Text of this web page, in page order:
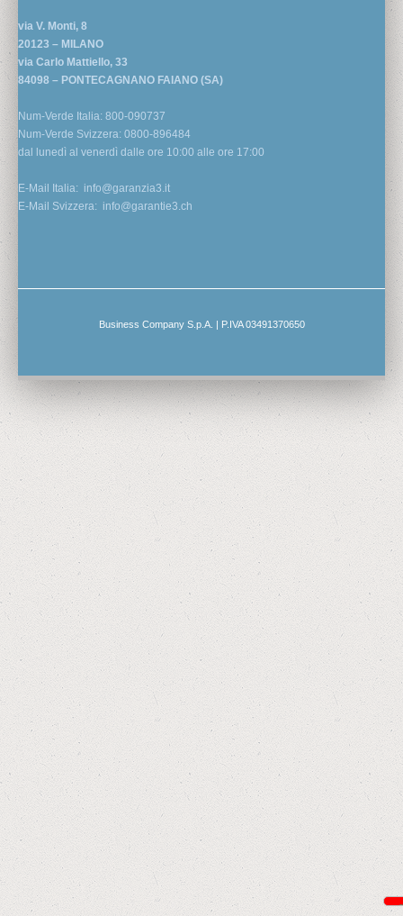
via V. Monti, 8
20123 – MILANO
via Carlo Mattiello, 33
84098 – PONTECAGNANO FAIANO (SA)
Num-Verde Italia: 800-090737
Num-Verde Svizzera: 0800-896484
dal lunedì al venerdì dalle ore 10:00 alle ore 17:00
E-Mail Italia: info@garanzia3.it
E-Mail Svizzera: info@garantie3.ch
Business Company S.p.A. | P.IVA 03491370650